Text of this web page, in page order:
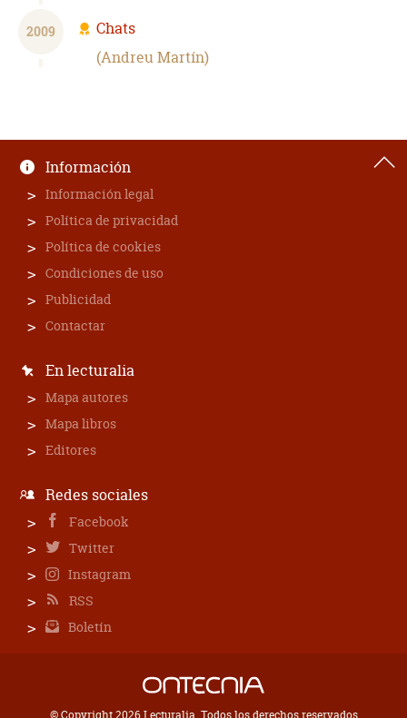
2009
Chats
Andreu Martín
Información
Información legal
Política de privacidad
Política de cookies
Condiciones de uso
Publicidad
Contactar
En lecturalia
Mapa autores
Mapa libros
Editores
Redes sociales
Facebook
Twitter
Instagram
RSS
Boletín
© Copyright 2026 Lecturalia. Todos los derechos reservados